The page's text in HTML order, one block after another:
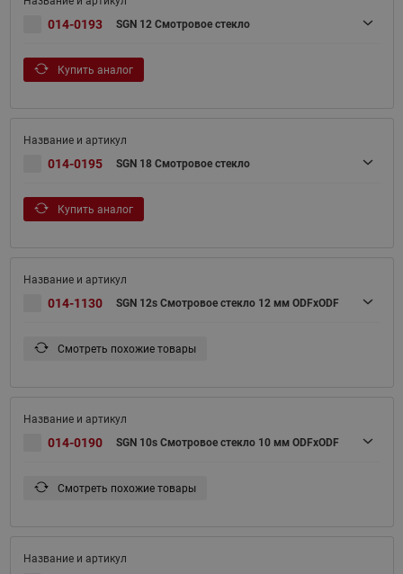
014-0193 SGN 12 Смотровое стекло
Купить аналог
014-0195 SGN 18 Смотровое стекло
Купить аналог
014-1130 SGN 12s Смотровое стекло 12 мм ODFxODF
Смотреть похожие товары
014-0190 SGN 10s Смотровое стекло 10 мм ODFxODF
Смотреть похожие товары